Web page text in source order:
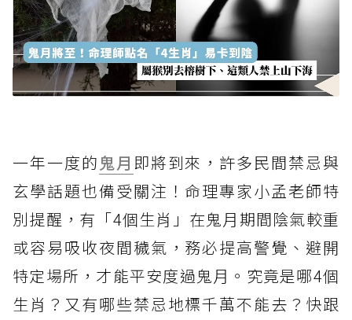
一年一度的鬼月 即將到來，許多民間禁忌與
玄學話題也備受關注！命理專家小孟老師特
別提醒，有「4個生肖」在鬼月期間陰氣較重
或容易吸收夜間穢氣，務必提高警覺、避開
特定場所，才能平安度過鬼月。究竟是哪4個
生肖？又有哪些禁忌地標千萬不能去？快跟